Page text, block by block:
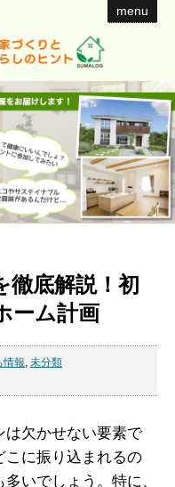
menu
徹底解説！初
ーム計画
情報, 未分類
は欠かせない要素で
こに振り込まれるの
いでしょう。特に、